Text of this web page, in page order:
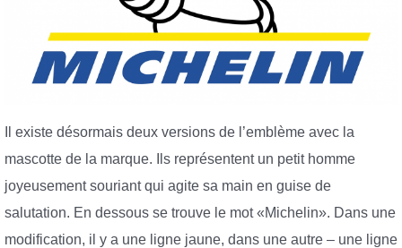
Il existe désormais deux versions de l’emblème avec la
mascotte de la marque. Ils représentent un petit homme
joyeusement souriant qui agite sa main en guise de
salutation. En dessous se trouve le mot «Michelin». Dans une
modification, il y a une ligne jaune, dans une autre – une ligne